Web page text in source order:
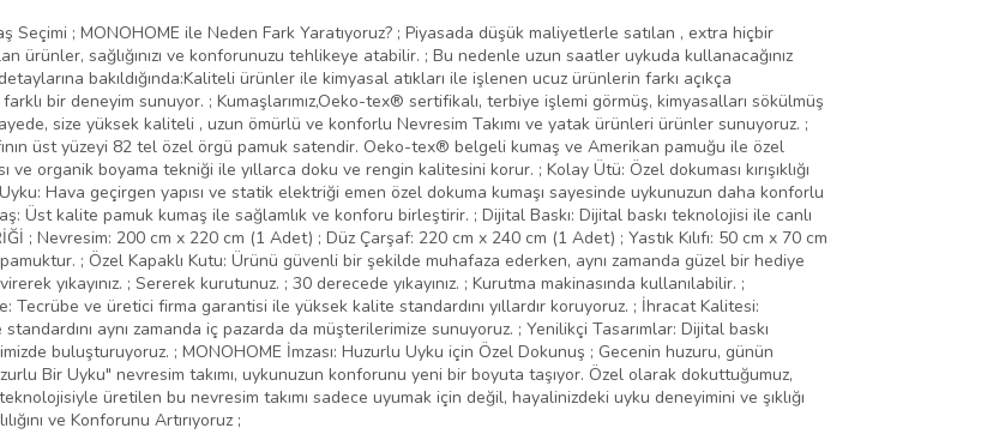
Seçimi ; MONOHOME ile Neden Fark Yaratıyoruz? ; Piyasada düşük maliyetlerle satılan , extra hiçbir
ürünler, sağlığınızı ve konforunuzu tehlikeye atabilir. ; Bu nedenle uzun saatler uykuda kullanacağınız
bakıldığında:Kaliteli ürünler ile kimyasal atıkları ile işlenen ucuz ürünlerin farkı açıkça
bir deneyim sunuyor. ; Kumaşlarımız,Oeko-tex® sertifikalı, terbiye işlemi görmüş, kimyasalları sökülmüş
size yüksek kaliteli , uzun ömürlü ve konforlu Nevresim Takımı ve yatak ürünleri ürünler sunuyoruz. ;
üst yüzeyi 82 tel özel örgü pamuk satendir. Oeko-tex® belgeli kumaş ve Amerikan pamuğu ile özel
organik boyama tekniği ile yıllarca doku ve rengin kalitesini korur. ; Kolay Ütü: Özel dokuması kırışıklığı
Hava geçirgen yapısı ve statik elektriği emen özel dokuma kumaşı sayesinde uykunuzun daha konforlu
Üst kalite pamuk kumaş ile sağlamlık ve konforu birleştirir. ; Dijital Baskı: Dijital baskı teknolojisi ile canlı
; Nevresim: 200 cm x 220 cm (1 Adet) ; Düz Çarşaf: 220 cm x 240 cm (1 Adet) ; Yastık Kılıfı: 50 cm x 70 cm
; Özel Kapaklı Kutu: Ürünü güvenli bir şekilde muhafaza ederken, aynı zamanda güzel bir hediye
yıkayınız. ; Sererek kurutunuz. ; 30 derecede yıkayınız. ; Kurutma makinasında kullanılabilir. ;
Tecrübe ve üretici firma garantisi ile yüksek kalite standardını yıllardır koruyoruz. ; İhracat Kalitesi:
aynı zamanda iç pazarda da müşterilerimize sunuyoruz. ; Yenilikçi Tasarımlar: Dijital baskı
buluşturuyoruz. ; MONOHOME İmzası: Huzurlu Uyku için Özel Dokunuş ; Gecenin huzuru, günün
Bir Uyku" nevresim takımı, uykunuzun konforunu yeni bir boyuta taşıyor. Özel olarak dokuttuğumuz,
üretilen bu nevresim takımı sadece uyumak için değil, hayalinizdeki uyku deneyimini ve şıklığı
ve Konforunu Artırıyoruz ;